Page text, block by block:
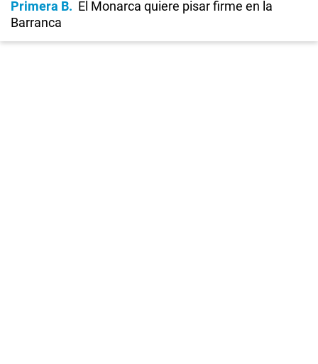
Primera B
El Monarca quiere pisar firme en la
Barranca